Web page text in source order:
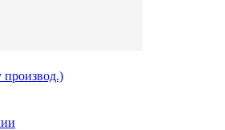
производ.)